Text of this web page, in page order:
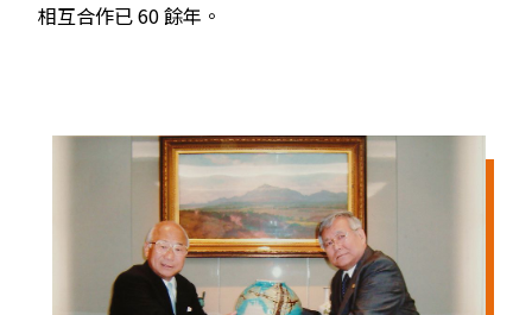
相互合作已 60 餘年。